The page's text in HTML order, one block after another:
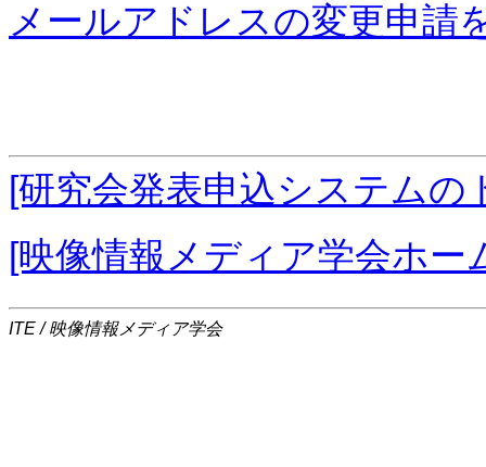
メールアドレスの変更申請
[研究会発表申込システム
[映像情報メディア学会ホー
ITE / 映像情報メディア学会